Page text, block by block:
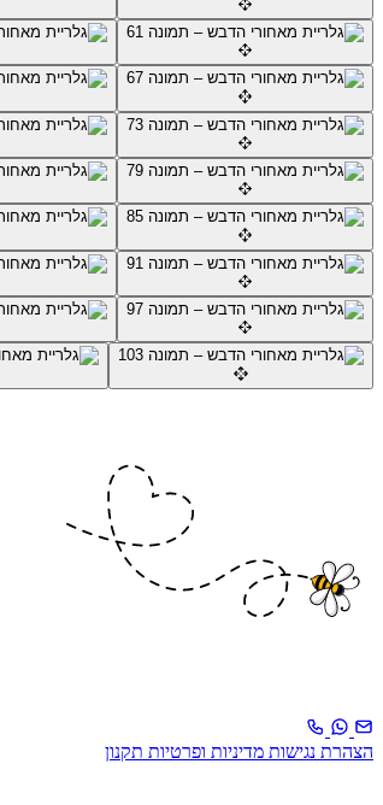
הצהרת נגישות מדיניות ופרטיות תקנון